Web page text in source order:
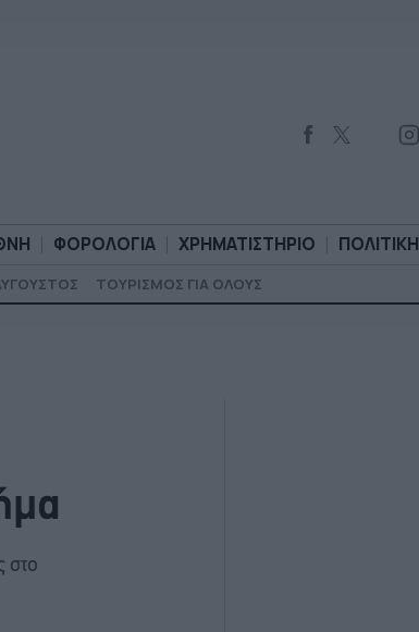
ΦΟΡΟΛΟΓΙΑ ΧΡΗΜΑΤΙΣΤΗΡΙΟ ΠΟΛΙΤΙΚΗ
ΤΟΥΡΙΣΜΟΣ ΓΙΑ ΟΛΟΥΣ
στο